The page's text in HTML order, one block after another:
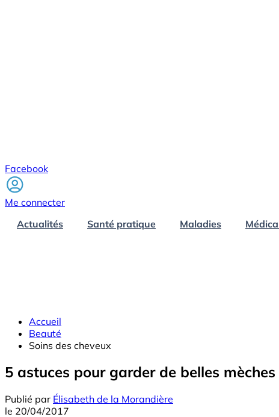
Facebook
Me connecter
Actualités
Santé pratique Maladies
Accueil
Beauté
Soins des cheveux
5 astuces pour garder de belles
Publié par Élisabeth de la Morandière
le 20/04/2017